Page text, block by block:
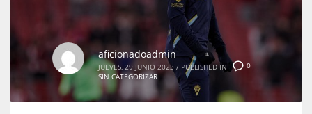
0
aficionadoadmin
JUEVES, 29 JUNIO 2023 / PUBLISHED IN
SIN CATEGORIZAR